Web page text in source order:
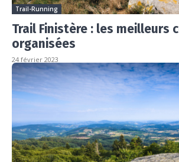
Trail-Running
Trail Finistère : les meilleurs
organisées
24 février 2023